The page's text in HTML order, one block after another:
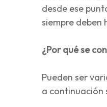
desde ese
siempre deben
¿Por qué se
Pueden ser
a continuación